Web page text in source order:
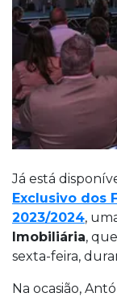
Já está
Exclusivo dos
2023/2024,
Imobiliária,
sexta-feira,
Na ocasião,